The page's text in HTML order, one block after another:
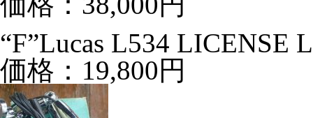
“F”Lucas L534 LICENSE
価格：19,800円